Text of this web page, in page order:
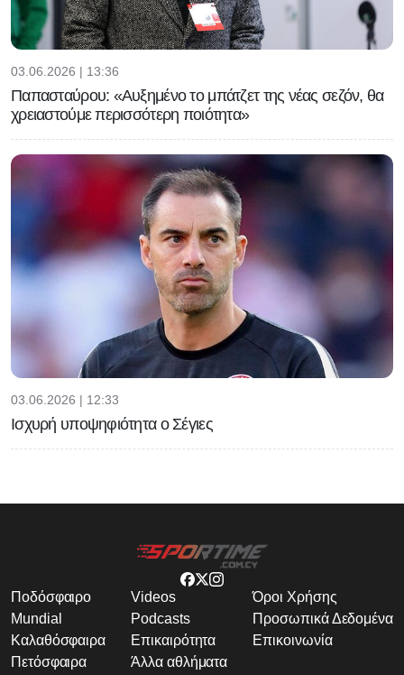
03.06.2026 | 13:36
Παπασταύρου: «Αυξημένο το μπάτζετ της νέας σεζόν, θα
χρειαστούμε περισσότερη ποιότητα»
03.06.2026 | 12:33
Ισχυρή υποψηφιότητα ο Σέγιες
Ποδόσφαιρο
Mundial
Καλαθόσφαιρα
Πετόσφαιρα
Videos
Podcasts
Επικαιρότητα
Άλλα αθλήματα
Όροι Χρήσης
Προσωπικά Δεδομένα
Επικοινωνία